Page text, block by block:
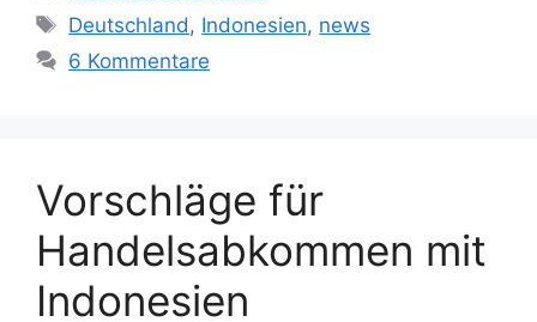
a
e
i
e
n
S
c
w
r
Deutschland , Indonesien, news
6 Kommentare
Vorschläge für
Handelsabkommen mit
Indonesien